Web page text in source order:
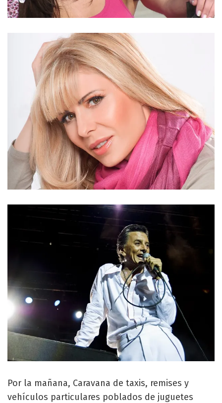
Por la mañana, Caravana de taxis, remises y
vehículos particulares poblados de juguetes